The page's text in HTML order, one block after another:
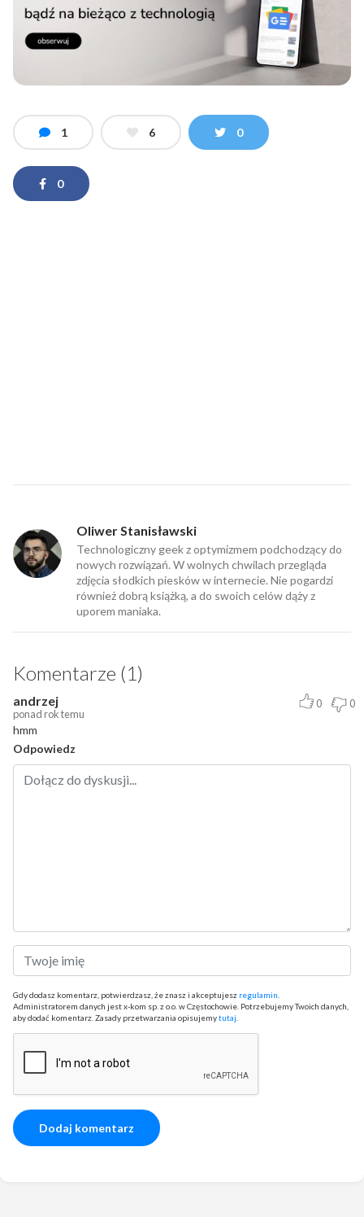
1 6 0
0
Oliwer Stanisławski
Technologiczny geek z optymizmem podchodzący do
nowych rozwiązań. W wolnych chwilach przegląda
zdjęcia słodkich piesków w internecie. Nie pogardzi
również dobrą książką, a do swoich celów dąży z
uporem maniaka.
Komentarze (1)
andrzej
ponad rok temu
0 0
hmm
Odpowiedz
Gdy dodasz komentarz, potwierdzasz, że znasz i akceptujesz regulamin
Administratorem danych jest x-kom sp. z o.o. w Częstochowie. Potrzebujemy Twoich danych,
aby dodać komentarz. Zasady przetwarzania opisujemytutaj